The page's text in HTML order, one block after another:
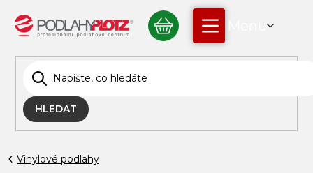
obsah
HLEDAT
NÁKUPNÍ
KOŠÍK
Vinylové podlahy